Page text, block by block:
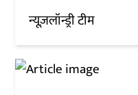
न्यूज़लॉन्ड्री टीम